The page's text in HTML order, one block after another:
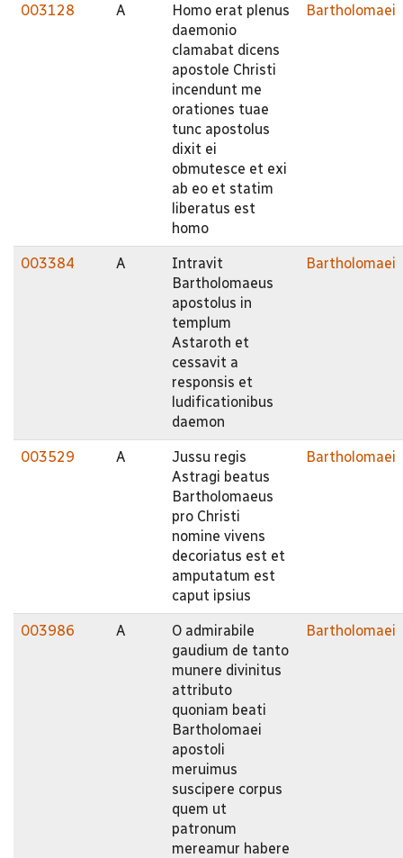
003128 A
Homo erat plenus
daemonio
clamabat dicens
apostole Christi
incendunt me
orationes tuae
tunc apostolus
dixit ei
obmutesce et exi
ab eo et statim
liberatus est
homo
Bartholomaei
003384 A
Intravit
Bartholomaeus
apostolus in
templum
Astaroth et
cessavit a
responsis et
ludificationibus
daemon
Bartholomaei
003529 A
Jussu regis
Astragi beatus
Bartholomaeus
pro Christi
nomine vivens
decoriatus est et
amputatum est
caput ipsius
Bartholomaei
003986 A
O admirabile
gaudium de tanto
munere divinitus
attributo
quoniam beati
Bartholomaei
apostoli
meruimus
suscipere corpus
quem ut
patronum
mereamur habere
Bartholomaei